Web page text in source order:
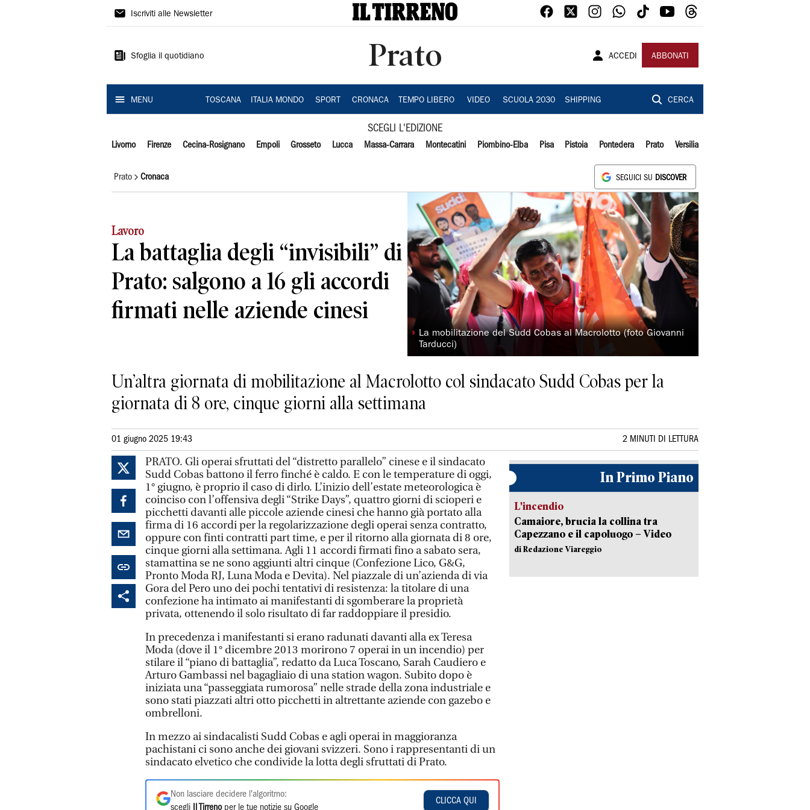
Il
Iscriviti alle Newsletter
Sfoglia il quotidiano Prato ACCEDI ABBONATI
MENU TOSCANA ITALIA MONDO SPORT CRONACA TEMPO LIBERO VIDEO SCUOLA 2030 SHIPPING CERCA
SCEGLI L'EDIZIONE
Livorno Firenze Cecina-Rosignano Empoli Grosseto Lucca Massa-Carrara Montecatini Piombino-Elba Pisa Pistoia Pontedera Prato Versilia
Prato Cronaca SEGUICI SU DISCOVER
Lavoro
La battaglia degli “invisibili” di
Prato: salgono a 16 gli accordi
firmati nelle aziende cinesi
◗ La mobilitazione del Sudd Cobas al Macrolotto (foto Giovanni
Tarducci)
Un’altra giornata di mobilitazione al Macrolotto col sindacato Sudd Cobas per la
giornata di 8 ore, cinque giorni alla settimana
01 giugno 2025 19:43 2 MINUTI DI LETTURA
PRATO. Gli operai sfruttati del “distretto parallelo” cinese e il sindacato
Sudd Cobas battono il ferro finché è caldo. E con le temperature di oggi,
1° giugno, è proprio il caso di dirlo. L’inizio dell’estate meteorologica è
coinciso con l’offensiva degli “Strike Days”, quattro giorni di scioperi e
picchetti davanti alle piccole aziende cinesi che hanno già portato alla
firma di 16 accordi per la regolarizzazione degli operai senza contratto,
oppure con finti contratti part time, e per il ritorno alla giornata di 8 ore,
cinque giorni alla settimana. Agli 11 accordi firmati fino a sabato sera,
stamattina se ne sono aggiunti altri cinque (Confezione Lico, G&G,
Pronto Moda RJ, Luna Moda e Devita). Nel piazzale di un’azienda di via
Gora del Pero uno dei pochi tentativi di resistenza: la titolare di una
confezione ha intimato ai manifestanti di sgomberare la proprietà
privata, ottenendo il solo risultato di far raddoppiare il presidio.
In precedenza i manifestanti si erano radunati davanti alla ex Teresa
Moda (dove il 1° dicembre 2013 morirono 7 operai in un incendio) per
stilare il “piano di battaglia”, redatto da Luca Toscano, Sarah Caudiero e
Arturo Gambassi nel bagagliaio di una station wagon. Subito dopo è
iniziata una “passeggiata rumorosa” nelle strade della zona industriale e
sono stati piazzati altri otto picchetti in altrettante aziende con gazebo e
ombrelloni.
In mezzo ai sindacalisti Sudd Cobas e agli operai in maggioranza
pachistani ci sono anche dei giovani svizzeri. Sono i rappresentanti di un
sindacato elvetico che condivide la lotta degli sfruttati di Prato.
Non lasciare decidere l'algoritmo:
scegli
Il Tirrenoper le tue notizie su Google
CLICCA QUI
In Primo Piano
L'incendio
Camaiore, brucia la collina tra
Capezzano e il capoluogo – Video
di Redazione Viareggio